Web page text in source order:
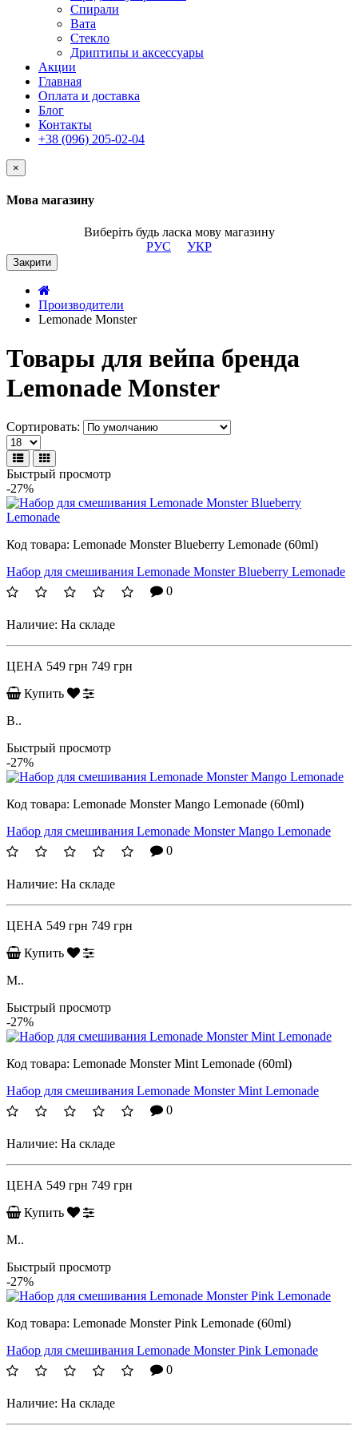
Спирали
Вата
Стекло
Дриптипы и аксессуары
Акции
Главная
Оплата и доставка
Блог
Контакты
+38 (096) 205-02-04
×
Мова магазину
Виберіть будь ласка мову магазину
РУС
УКР
Закрити
Производители
Lemonade Monster
Товары для вейпа бренда
Lemonade Monster
Сортировать:
Быстрый просмотр
-27%
Код товара: Lemonade Monster Blueberry Lemonade (60ml)
Набор для смешивания Lemonade Monster Blueberry Lemonade
0
Наличие: На складе
ЦЕНА 549 грн 749 грн
Купить
B..
Быстрый просмотр
-27%
Код товара: Lemonade Monster Mango Lemonade (60ml)
Набор для смешивания Lemonade Monster Mango Lemonade
0
Наличие: На складе
ЦЕНА 549 грн 749 грн
Купить
M..
Быстрый просмотр
-27%
Код товара: Lemonade Monster Mint Lemonade (60ml)
Набор для смешивания Lemonade Monster Mint Lemonade
0
Наличие: На складе
ЦЕНА 549 грн 749 грн
Купить
M..
Быстрый просмотр
-27%
Код товара: Lemonade Monster Pink Lemonade (60ml)
Набор для смешивания Lemonade Monster Pink Lemonade
0
Наличие: На складе